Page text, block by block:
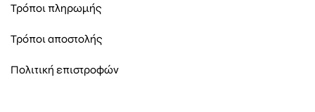
Τρόποι πληρωμής
Τρόποι αποστολής
Πολιτική επιστροφών